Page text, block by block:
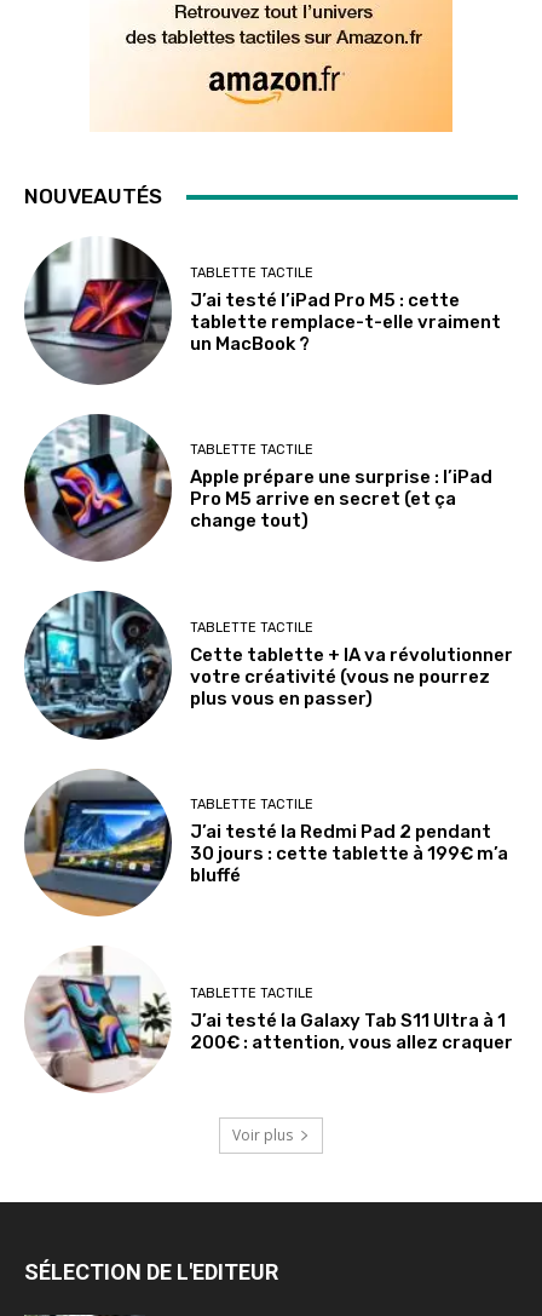
NOUVEAUTÉS
TABLETTE TACTILE
J’ai testé l’iPad Pro M5 : cette
tablette remplace-t-elle vraiment
un MacBook ?
TABLETTE TACTILE
Apple prépare une surprise : l’iPad
Pro M5 arrive en secret (et ça
change tout)
TABLETTE TACTILE
Cette tablette + IA va révolutionner
votre créativité (vous ne pourrez
plus vous en passer)
TABLETTE TACTILE
J’ai testé la Redmi Pad 2 pendant
30 jours : cette tablette à 199€ m’a
bluffé
TABLETTE TACTILE
J’ai testé la Galaxy Tab S11 Ultra à 1
200€ : attention, vous allez craquer
Voir plus
SÉLECTION DE L'EDITEUR